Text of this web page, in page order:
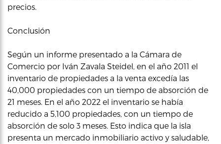
precios.
Conclusión
Según un informe presentado a la Cámara de
Comercio por Iván Zavala Steidel, en el año 2011 el
inventario de propiedades a la venta excedía las
40,000 propiedades con un tiempo de absorción de
21 meses. En el año 2022 el inventario se había
reducido a 5,100 propiedades, con un tiempo de
absorción de solo 3 meses. Esto indica que la isla
presenta un mercado inmobiliario activo y saludable,